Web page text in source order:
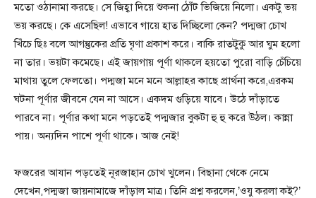
মতো ওঠানামা করছে। সে জিহ্বা দিয়ে শুকনা ঠোঁট ভিজিয়ে নিলো। একটু ভয়
ভয় করছে। কে এসেছিল! এভাবে গায়ে হাত দিচ্ছিলো কেন? পদ্মজা চোখ
খিঁচে ছিঃ বলে আগন্তুকের প্রতি ঘৃণা প্রকাশ করে। বাকি রাতটুকু আর ঘুম হলো
না তার। ভয়টা কমেছে। এই জায়গায় পূর্ণা থাকলে হয়তো পুরো বাড়ি চেঁচিয়ে
মাথায় তুলে ফেলতো। পদ্মজা মনে মনে আল্লাহর কাছে প্রার্থনা করে,এরকম
ঘটনা পূর্ণার জীবনে যেন না আসে। একদম গুড়িয়ে যাবে। উঠে দাঁড়াতে
পারবে না। পূর্ণার কথা মনে পড়তেই পদ্মজার বুকটা হু হু করে উঠল। কান্না
পায়। অন্যদিন পাশে পূর্ণা থাকে। আজ নেই!
ফজরের আযান পড়তেই নূরজাহান চোখ খুলেন। বিছানা থেকে নেমে
দেখেন,পদ্মজা জায়নামাজে দাঁড়াল মাত্র। তিনি প্রশ্ন করলেন,’ওযু করলা কই?’